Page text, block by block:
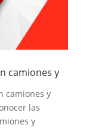
camiones y
camiones y
las
y